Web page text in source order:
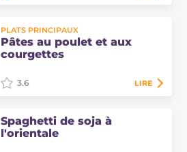
délicieux amuse-gueule, facile et
rapide, préparé avec du fromage
fondu et du piment fort, tout
PLATS PRINCIPAUX
Pâtes au poulet et aux
courgettes
Un plat principal sans gluten qui
séduira tout le monde grâce à sa
crémeux, avec des courgettes, du
3.6 LIRE
Spaghetti de soja à
l'orientale